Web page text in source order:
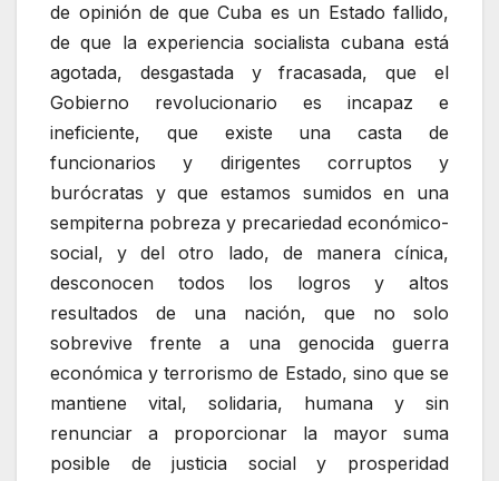
de opinión de que Cuba es un Estado fallido,
de que la experiencia socialista cubana está
agotada, desgastada y fracasada, que el
Gobierno revolucionario es incapaz e
ineficiente, que existe una casta de
funcionarios y dirigentes corruptos y
burócratas y que estamos sumidos en una
sempiterna pobreza y precariedad económico-
social, y del otro lado, de manera cínica,
desconocen todos los logros y altos
resultados de una nación, que no solo
sobrevive frente a una genocida guerra
económica y terrorismo de Estado, sino que se
mantiene vital, solidaria, humana y sin
renunciar a proporcionar la mayor suma
posible de justicia social y prosperidad